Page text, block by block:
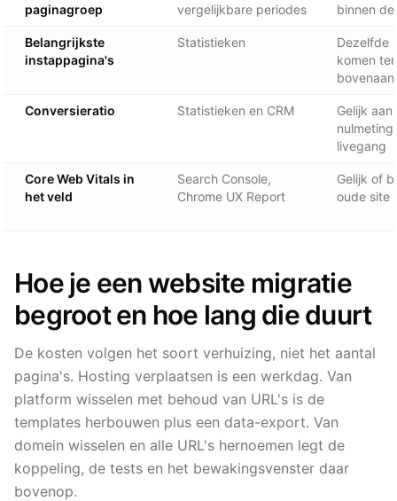
paginagroep
vergelijkbare periodes
binnen
Belangrijkste
instappagina's
Statistieken
Dezelfde
komen
bovenaan
Conversieratio Statistieken en CRM
Gelijk aan
livegang
Core Web Vitals in
het veld
Search Console,
Chrome UX Report
Gelijk of
oude site
Hoe je een website migratie
begroot en hoe lang die duurt
De kosten volgen het soort verhuizing, niet het aantal
pagina's. Hosting verplaatsen is een werkdag. Van
platform wisselen met behoud van URL's is de
templates herbouwen plus een data-export. Van
domein wisselen en alle URL's hernoemen legt de
koppeling, de tests en het bewakingsvenster daar
bovenop.